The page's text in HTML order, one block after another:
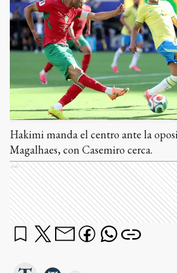
Hakimi manda el centro ante la
Magalhaes, con Casemiro cerca.
Ads